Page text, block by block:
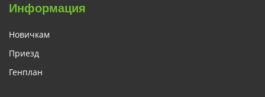
Информация
Новичкам
Приезд
Генплан